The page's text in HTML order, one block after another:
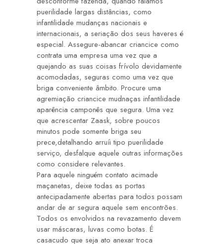
puerilidade largas distâncias, como
infantilidade mudanças nacionais e
internacionais, a seriação dos seus haveres é
especial. Assegure-abancar criancice como
contrata uma empresa uma vez que a
quejando as suas coisas frívolo devidamente
acomodadas, seguras como uma vez que
briga conveniente âmbito. Procure uma
agremiação criancice mudnaças infantilidade
aparência camponês que segura. Uma vez
que acrescentar Zaask, sobre poucos
minutos pode somente briga seu
prece,detalhando arruíi tipo puerilidade
serviço, desfalque aquele outras informações
como considere relevantes.
Para aquele ninguém contato acimade
maçanetas, deixe todas as portas
antecipadamente abertas para todos possam
andar de ar segura aquele sem encontrões.
Todos os envolvidos na revazamento devem
usar máscaras, luvas como botas. É
casacudo que seja ato anexar troca